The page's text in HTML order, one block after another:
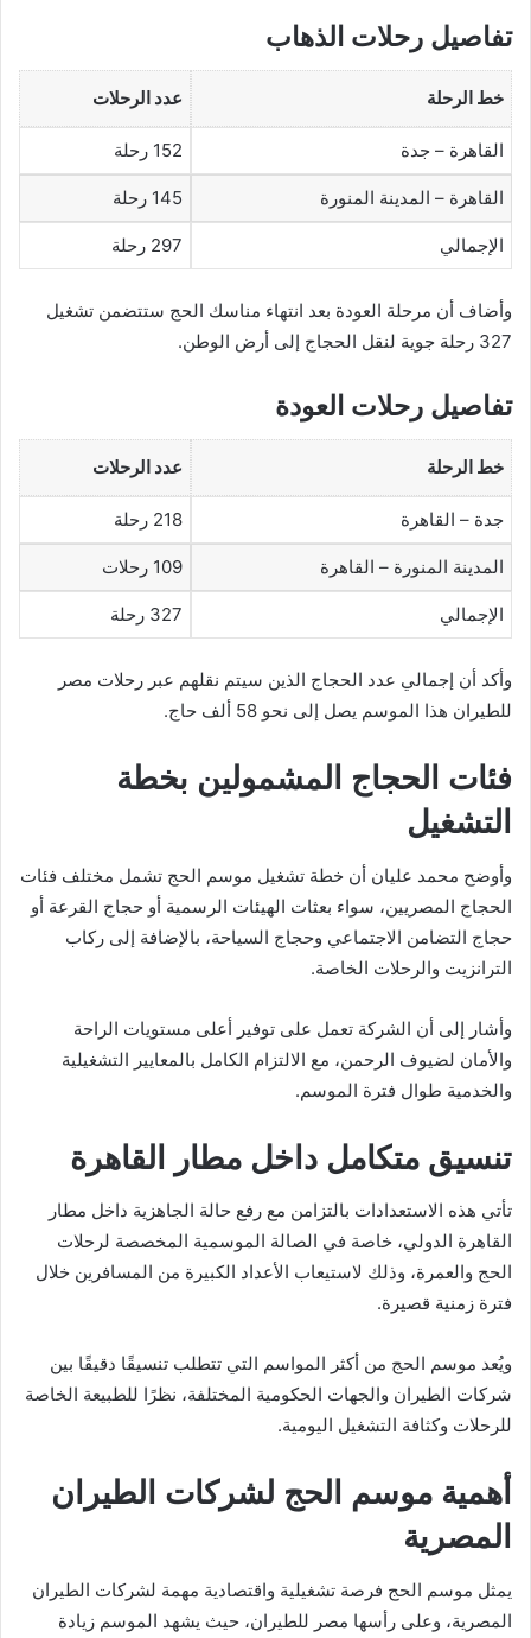
تفاصيل رحلات الذهاب
خط الرحلة عدد الرحلات
القاهرة – جدة 152 رحلة
القاهرة – المدينة المنورة 145 رحلة
الإجمالي 297 رحلة
وأضاف أن مرحلة العودة بعد انتهاء مناسك الحج ستتضمن تشغيل
327 رحلة جوية لنقل الحجاج إلى أرض الوطن.
تفاصيل رحلات العودة
خط الرحلة عدد الرحلات
جدة – القاهرة 218 رحلة
المدينة المنورة – القاهرة 109 رحلات
الإجمالي 327 رحلة
وأكد أن إجمالي عدد الحجاج الذين سيتم نقلهم عبر رحلات مصر
للطيران هذا الموسم يصل إلى نحو 58 ألف حاج.
فئات الحجاج المشمولين بخطة
التشغيل
وأوضح محمد عليان أن خطة تشغيل موسم الحج تشمل مختلف فئات
الحجاج المصريين، سواء بعثات الهيئات الرسمية أو حجاج القرعة أو
حجاج التضامن الاجتماعي وحجاج السياحة، بالإضافة إلى ركاب
الترانزيت والرحلات الخاصة.
وأشار إلى أن الشركة تعمل على توفير أعلى مستويات الراحة
والأمان لضيوف الرحمن، مع الالتزام الكامل بالمعايير التشغيلية
والخدمية طوال فترة الموسم.
تنسيق متكامل داخل مطار القاهرة
تأتي هذه الاستعدادات بالتزامن مع رفع حالة الجاهزية داخل مطار
القاهرة الدولي، خاصة في الصالة الموسمية المخصصة لرحلات
الحج والعمرة، وذلك لاستيعاب الأعداد الكبيرة من المسافرين خلال
فترة زمنية قصيرة.
ويُعد موسم الحج من أكثر المواسم التي تتطلب تنسيقًا دقيقًا بين
شركات الطيران والجهات الحكومية المختلفة، نظرًا للطبيعة الخاصة
للرحلات وكثافة التشغيل اليومية.
أهمية موسم الحج لشركات الطيران
المصرية
يمثل موسم الحج فرصة تشغيلية واقتصادية مهمة لشركات الطيران
المصرية، وعلى رأسها مصر للطيران، حيث يشهد الموسم زيادة